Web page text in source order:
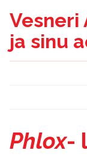
ja sinu
Phlox-